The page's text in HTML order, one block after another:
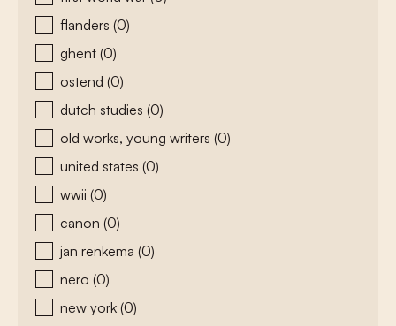
flanders (0)
ghent (0)
ostend (0)
dutch studies (0)
old works, young writers (0)
united states (0)
wwii (0)
canon (0)
jan renkema (0)
nero (0)
new york (0)